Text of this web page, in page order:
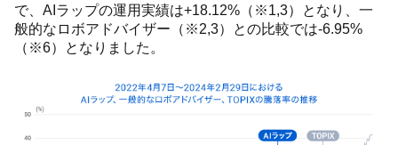
で、AIラップの運用実績は+18.12%（※1,3）となり、一
般的なロボアドバイザー（※2,3）との比較では-6.95%
（※6）となりました。